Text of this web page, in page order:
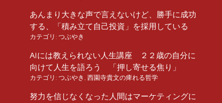
あんまり大きな声で言えないけど、勝手に成功
する、「積み立て自己投資」を採用している
カテゴリ: つぶやき
AIには教えられない人生講座 ２２歳の自分に
向けて人生を語ろう 「押し寄せる焦り」
カテゴリ: つぶやき 西園寺貴文の痺れる哲学
努力を信じなくなった人間はマーケティングに